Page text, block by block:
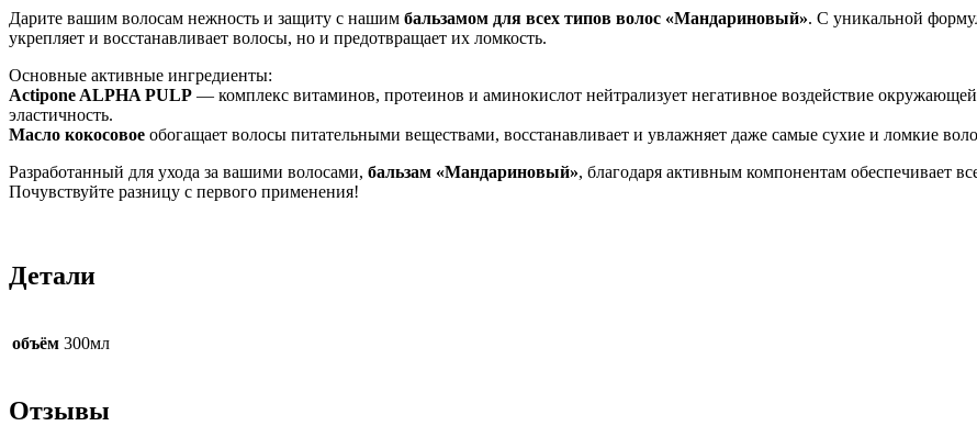
Дарите вашим волосам нежность и защиту с нашим бальзамом для всех типов волос «Мандариновый». С уникальной
укрепляет и восстанавливает волосы, но и предотвращает их ломкость.
Основные активные ингредиенты:
Actipone ALPHA PULP — комплекс витаминов, протеинов и аминокислот нейтрализует негативное воздействие
эластичность.
Масло кокосовое обогащает волосы питательными веществами, восстанавливает и увлажняет даже самые сухие и ломкие
Разработанный для ухода за вашими волосами, бальзам «Мандариновый», благодаря активным компонентам обеспечивает
Почувствуйте разницу с первого применения!
Детали
объём 300мл
Отзывы